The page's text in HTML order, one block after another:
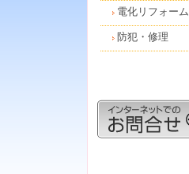
電化リフォーム
防犯・修理